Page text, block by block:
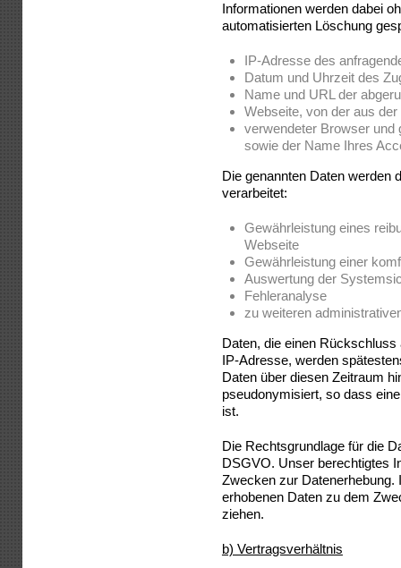
Informationen werden dabei
automatisierten Löschung
IP-Adresse des
Datum und Uhrzeit des
Name und URL der
Webseite, von der aus
verwendeter Browser
sowie der Name Ihres
Die genannten Daten werden
verarbeitet:
Gewährleistung eines
Webseite
Gewährleistung einer
Auswertung der
Fehleranalyse
zu weiteren
Daten, die einen
IP-Adresse, werden
Daten über diesen Zeitraum
pseudonymisiert, so dass
ist.
Die Rechtsgrundlage für die
DSGVO. Unser berechtigtes
Zwecken zur Datenerhebung.
erhobenen Daten zu dem
ziehen.
b) Vertragsverhältnis